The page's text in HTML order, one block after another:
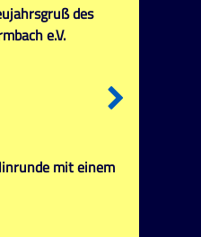
des
e.V.
mit einem